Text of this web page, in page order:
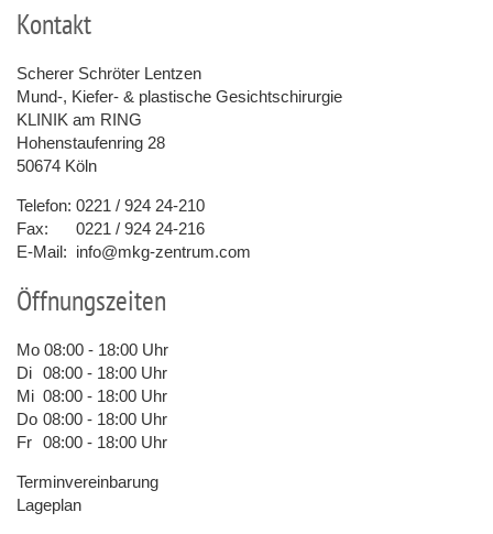
Kontakt
Scherer Schröter Lentzen
Mund-, Kiefer- & plastische Gesichtschirurgie
KLINIK am RING
Hohenstaufenring 28
50674 Köln
Telefon: 0221 / 924 24-210
Fax:
0221 / 924 24-216
E-Mail: info@mkg-zentrum.com
Öffnungszeiten
Mo 08:00 - 18:00 Uhr
Di 08:00 - 18:00 Uhr
Mi 08:00 - 18:00 Uhr
Do 08:00 - 18:00 Uhr
Fr 08:00 - 18:00 Uhr
Terminvereinbarung
Lageplan